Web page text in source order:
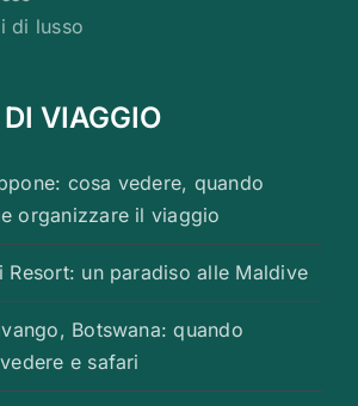
di lusso
VIAGGIO
cosa vedere, quando
organizzare il viaggio
Resort: un paradiso alle Maldive
Botswana: quando
e safari